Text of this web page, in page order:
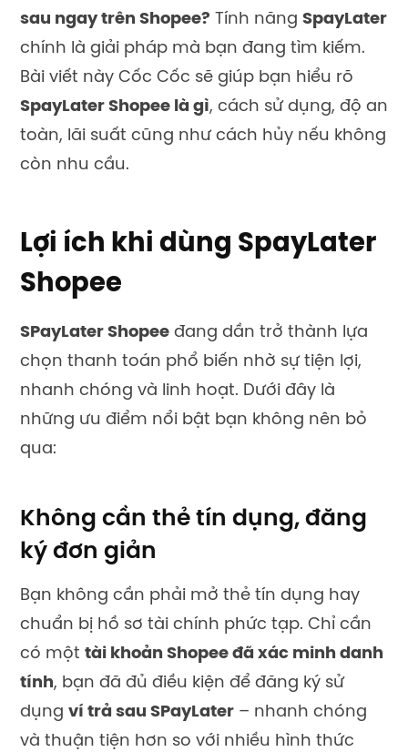
sau ngay trên Shopee? Tính năng SpayLater
chính là giải pháp mà bạn đang tìm kiếm.
Bài viết này Cốc Cốc sẽ giúp bạn hiểu rõ
SpayLater Shopee là gì, cách sử dụng, độ an
toàn, lãi suất cũng như cách hủy nếu không
còn nhu cầu.
Lợi ích khi dùng SpayLater
Shopee
SPayLater Shopee đang dần trở thành lựa
chọn thanh toán phổ biến nhờ sự tiện lợi,
nhanh chóng và linh hoạt. Dưới đây là
những ưu điểm nổi bật bạn không nên bỏ
qua:
Không cần thẻ tín dụng, đăng
ký đơn giản
Bạn không cần phải mở thẻ tín dụng hay
chuẩn bị hồ sơ tài chính phức tạp. Chỉ cần
có một tài khoản Shopee đã xác minh danh
tính, bạn đã đủ điều kiện để đăng ký sử
dụng ví trả sau SPayLater – nhanh chóng
và thuận tiện hơn so với nhiều hình thức